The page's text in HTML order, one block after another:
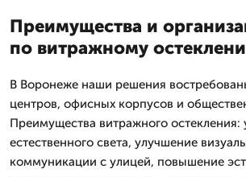
Преимущества и
по витражному
В Воронеже наши решения
центров, офисных корпусов и
Преимущества витражного остекления:
естественного света, улучшение
коммуникации с улицей, повышение